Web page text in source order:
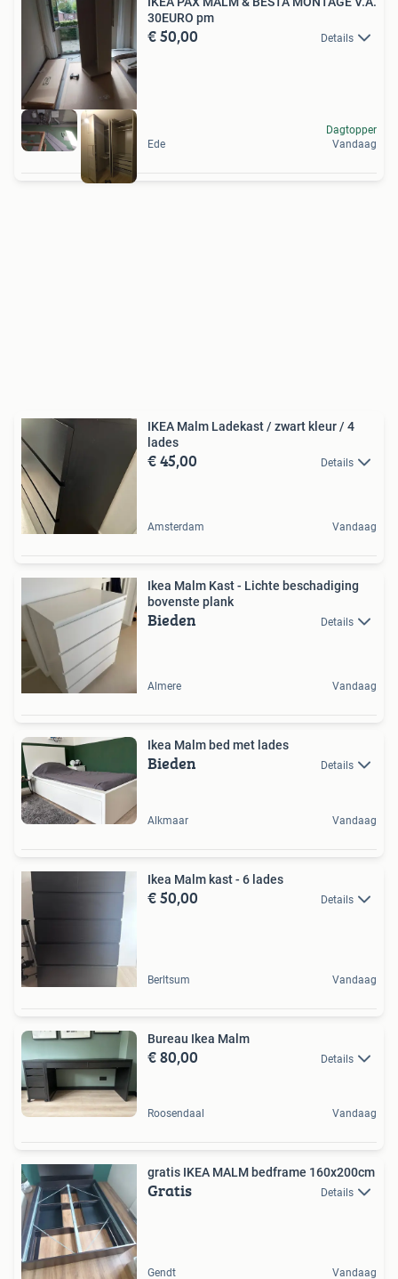
30EURO pm
€ 50,00 Details
Ede
Dagtopper
Vandaag
IKEA Malm Ladekast / zwart kleur / 4
lades
€ 45,00 Details
Amsterdam Vandaag
Ikea Malm Kast - Lichte beschadiging
bovenste plank
Bieden Details
Almere Vandaag
Ikea Malm bed met lades
Bieden Details
Alkmaar Vandaag
Ikea Malm kast - 6 lades
€ 50,00 Details
Berltsum Vandaag
Bureau Ikea Malm
€ 80,00 Details
Roosendaal Vandaag
gratis IKEA MALM bedframe 160x200cm
Gratis Details
Gendt Vandaag